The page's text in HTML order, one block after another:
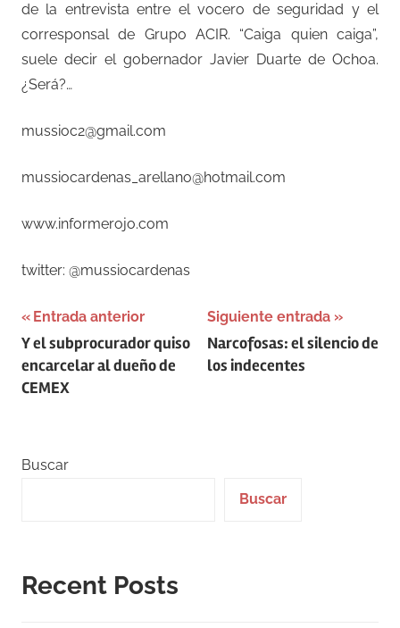
de la entrevista entre el vocero de seguridad y el
corresponsal de Grupo ACIR. “Caiga quien caiga”,
suele decir el gobernador Javier Duarte de Ochoa.
¿Será?…
mussioc2@gmail.com
mussiocardenas_arellano@hotmail.com
www.informerojo.com
twitter: @mussiocardenas
Navegación
de
entradas
Entrada anterior
Y el subprocurador quiso
encarcelar al dueño de
CEMEX
Siguiente entrada
Narcofosas: el silencio de
los indecentes
Buscar
Buscar
Recent Posts